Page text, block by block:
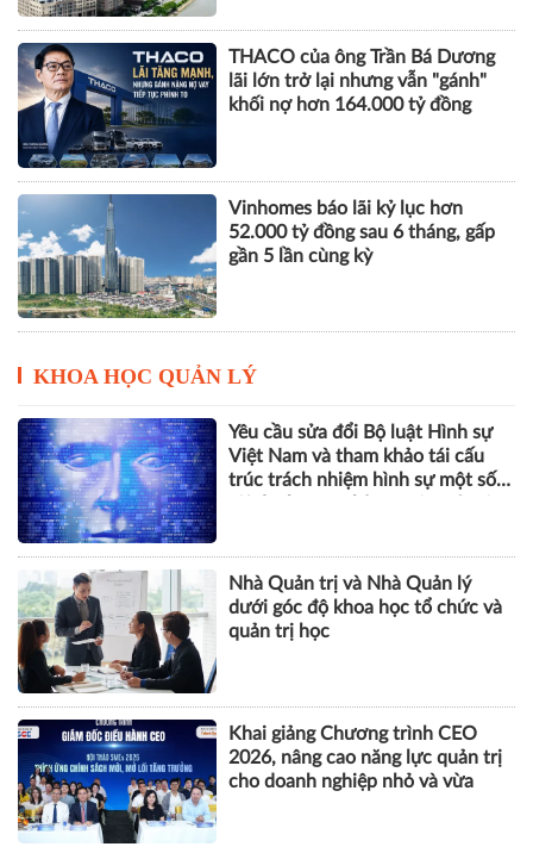
THACO của ông Trần Bá Dương
lãi lớn trở lại nhưng vẫn "gánh"
khối nợ hơn 164.000 tỷ đồng
Vinhomes báo lãi kỷ lục hơn
52.000 tỷ đồng sau 6 tháng, gấp
gần 5 lần cùng kỳ
KHOA HỌC QUẢN LÝ
Yêu cầu sửa đổi Bộ luật Hình sự
Việt Nam và tham khảo tái cấu
trúc trách nhiệm hình sự một số
Nhà Quản trị và Nhà Quản lý
dưới góc độ khoa học tổ chức và
quản trị học
Khai giảng Chương trình CEO
2026, nâng cao năng lực quản trị
cho doanh nghiệp nhỏ và vừa